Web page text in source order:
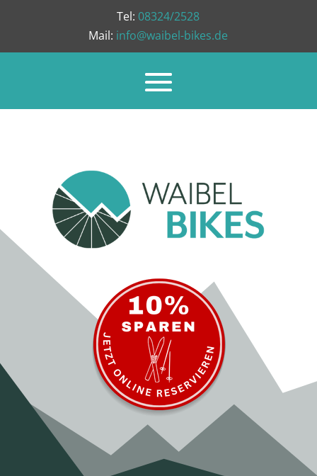
Tel: 08324/2528
Mail: info@waibel-bikes.de